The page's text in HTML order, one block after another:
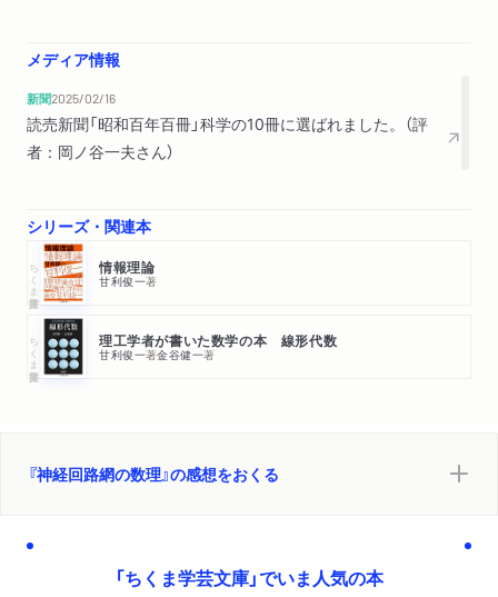
メディア情報
新聞2025/02/16
読売新聞「昭和百年百冊」科学の10冊に選ばれました。（評
者：岡ノ谷一夫さん）
シリーズ・関連本
ちくま学芸文庫 情報理論
甘利俊一著
ちくま学芸文庫 理工学者が書いた数学の本 線形代数
甘利俊一著金谷健一著
『神経回路網の数理』の感想をおくる
「ちくま学芸文庫」でいま人気の本